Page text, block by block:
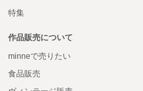
特集
作品販売について
minneで売りたい
食品販売